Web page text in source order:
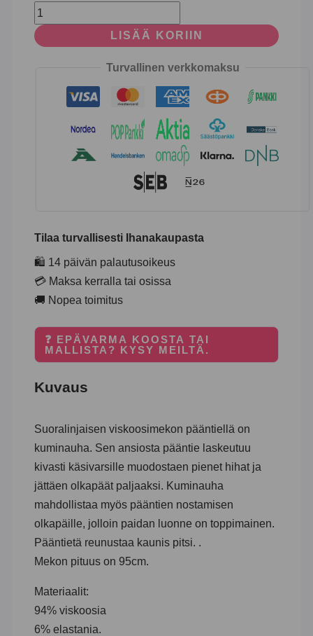
LISÄÄ KORIIN
Turvallinen verkkomaksu
Tilaa turvallisesti Ihanakaupasta
🛍️ 14 päivän palautusoikeus
💳 Maksa kerralla tai osissa
🚚 Nopea toimitus
❓ EPÄVARMA KOOSTA TAI
MALLISTA? KYSY MEILTÄ.
Kuvaus
Suoralinjaisen viskoosimekon pääntiellä on
kuminauha. Sen ansiosta pääntie laskeutuu
kivasti käsivarsille muodostaen pienet hihat ja
jättäen olkapäät paljaaksi. Kuminauha
mahdollistaa myös pääntien nostamisen
olkapäille, jolloin paidan luonne on toppimainen.
Pääntietä reunustaa kaunis pitsi. .
Mekon pituus on 95cm.
Materiaalit:
94% viskoosia
6% elastania.